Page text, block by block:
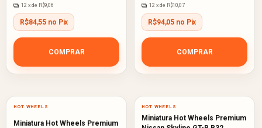
12 x de R$9,06
R$84,55 no Pix
COMPRAR
12 x de R$10,07
R$94,05 no Pix
COMPRAR
HOT WHEELS
Miniatura Hot Wheels Premium
HOT WHEELS
Miniatura Hot Wheels Premium